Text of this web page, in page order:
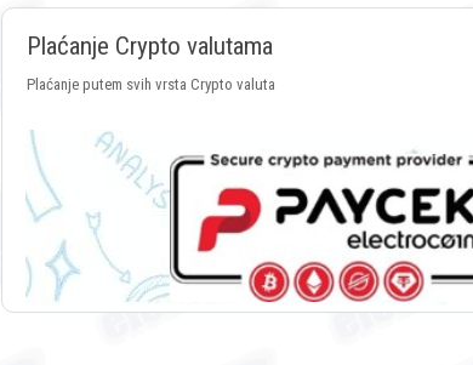
Plaćanje Crypto valutama
Plaćanje putem svih vrsta Crypto valuta